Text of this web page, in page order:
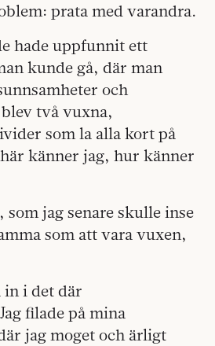
prata med varandra.
hade uppfunnit ett
kunde gå, där man
och
två vuxna,
som la alla kort på
känner jag, hur känner
som jag senare skulle inse
som att vara vuxen,
in i det där
filade på mina
jag moget och ärligt